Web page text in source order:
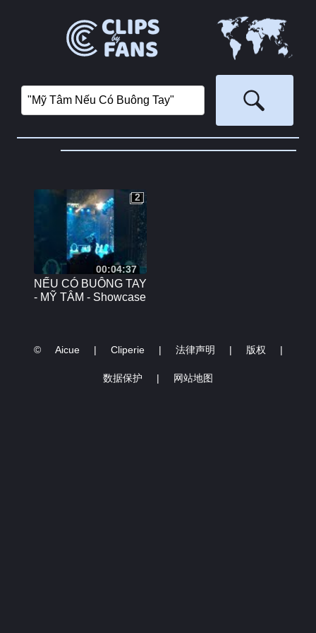
00:04:37
2
2
NẾU CÓ BUÔNG TAY
- MỸ TÂM - Showcase
© Aicue | Cliperie | 法律声明 | 版权 |
数据保护 | 网站地图